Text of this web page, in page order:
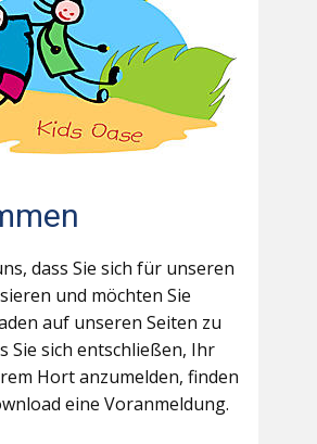
dass Sie sich für unseren
und möchten Sie
auf unseren Seiten zu
Sie sich entschließen, Ihr
Hort anzumelden, finden
eine Voranmeldung.